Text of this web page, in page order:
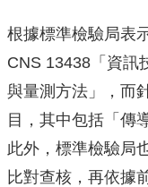
根據標準檢驗局表
CNS 13438「資訊
與量測方法」，而
目，其中包括「傳
此外，標準檢驗局
比對查核，再依據